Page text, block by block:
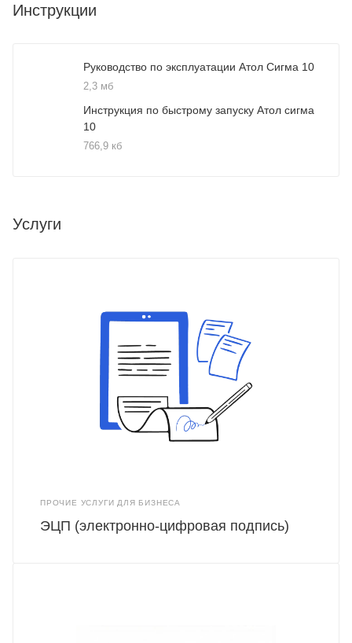
Инструкции
Руководство по эксплуатации Атол Сигма 10
2,3 мб
Инструкция по быстрому запуску Атол сигма
10
766,9 кб
Услуги
ПРОЧИЕ УСЛУГИ ДЛЯ БИЗНЕСА
ЭЦП (электронно-цифровая подпись)